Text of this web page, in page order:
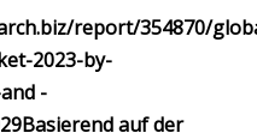
report/354870/
2023-by-
-
Basierend auf der